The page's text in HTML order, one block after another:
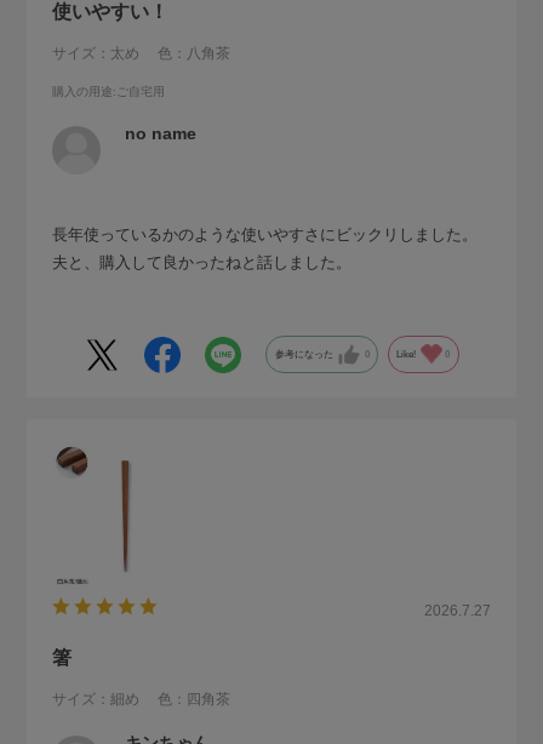
使いやすい！
サイズ：太め 色：八角茶
購入の用途:ご自宅用
no name
長年使っているかのような使いやすさにビックリしました。
夫と、購入して良かったねと話しました。
参考になった 0 Like! 0
2026.7.27
箸
サイズ：細め 色：四角茶